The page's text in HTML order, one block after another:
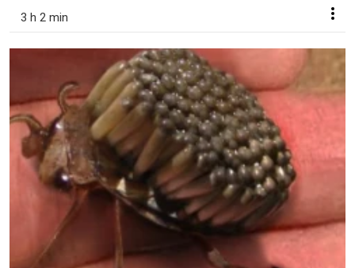
3 h 2 min